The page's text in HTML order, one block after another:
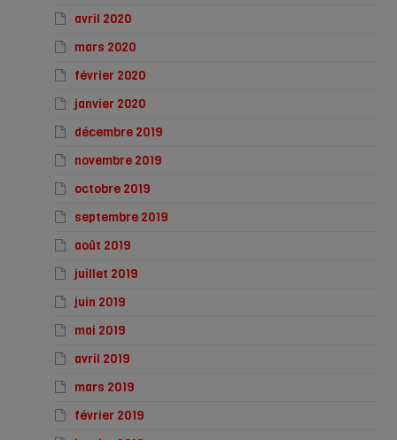
avril 2020
mars 2020
février 2020
janvier 2020
décembre 2019
novembre 2019
octobre 2019
septembre 2019
août 2019
juillet 2019
juin 2019
mai 2019
avril 2019
mars 2019
février 2019